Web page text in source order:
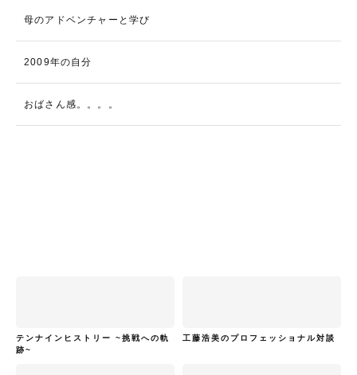
母のアドベンチャーと学び
2009年の自分
おばさん感。。。。
テンナインヒストリー ~挑戦への軌
跡~
工藤浩美のプロフェッショナル対談